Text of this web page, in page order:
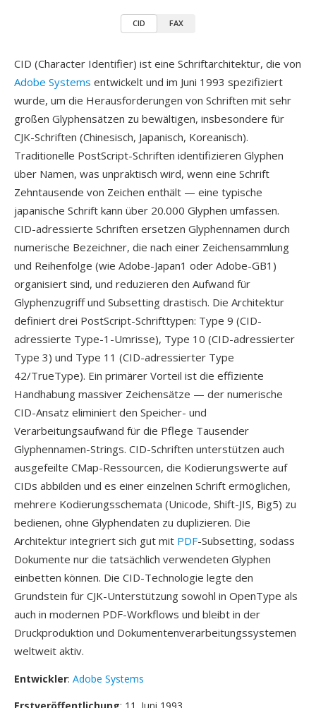
CID FAX
CID (Character Identifier) ist eine Schriftarchitektur, die von
Adobe Systems entwickelt und im Juni 1993 spezifiziert
wurde, um die Herausforderungen von Schriften mit sehr
großen Glyphensätzen zu bewältigen, insbesondere für
CJK-Schriften (Chinesisch, Japanisch, Koreanisch).
Traditionelle PostScript-Schriften identifizieren Glyphen
über Namen, was unpraktisch wird, wenn eine Schrift
Zehntausende von Zeichen enthält — eine typische
japanische Schrift kann über 20.000 Glyphen umfassen.
CID-adressierte Schriften ersetzen Glyphennamen durch
numerische Bezeichner, die nach einer Zeichensammlung
und Reihenfolge (wie Adobe-Japan1 oder Adobe-GB1)
organisiert sind, und reduzieren den Aufwand für
Glyphenzugriff und Subsetting drastisch. Die Architektur
definiert drei PostScript-Schrifttypen: Type 9 (CID-
adressierte Type-1-Umrisse), Type 10 (CID-adressierter
Type 3) und Type 11 (CID-adressierter Type
42/TrueType). Ein primärer Vorteil ist die effiziente
Handhabung massiver Zeichensätze — der numerische
CID-Ansatz eliminiert den Speicher- und
Verarbeitungsaufwand für die Pflege Tausender
Glyphennamen-Strings. CID-Schriften unterstützen auch
ausgefeilte CMap-Ressourcen, die Kodierungswerte auf
CIDs abbilden und es einer einzelnen Schrift ermöglichen,
mehrere Kodierungsschemata (Unicode, Shift-JIS, Big5) zu
bedienen, ohne Glyphendaten zu duplizieren. Die
Architektur integriert sich gut mit PDF-Subsetting, sodass
Dokumente nur die tatsächlich verwendeten Glyphen
einbetten können. Die CID-Technologie legte den
Grundstein für CJK-Unterstützung sowohl in OpenType als
auch in modernen PDF-Workflows und bleibt in der
Druckproduktion und Dokumentenverarbeitungssystemen
weltweit aktiv.
Entwickler: Adobe Systems